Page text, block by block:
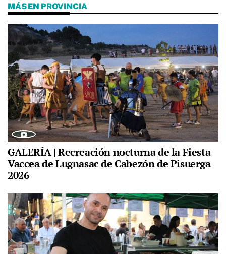
MÁS EN PROVINCIA
GALERÍA | Recreación nocturna de la Fiesta
Vaccea de Lugnasac de Cabezón de Pisuerga
2026